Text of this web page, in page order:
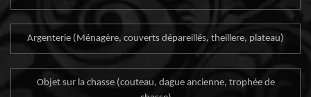
Argenterie (Ménagère, couverts dépareillés, theillere, plateau)
Objet sur la chasse (couteau, dague ancienne, trophée de